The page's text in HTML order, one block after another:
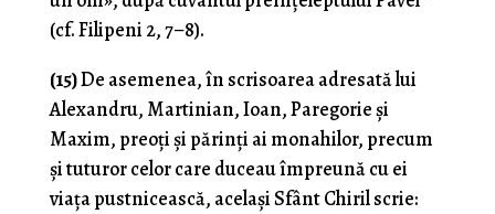
(cf. Filipeni 2, 7–8).
(15)De asemenea, în scrisoarea adresată lui
Alexandru, Martinian, Ioan, Paregorie și
Maxim, preoți și părinți ai monahilor, precum
și tuturor celor care duceau împreună cu ei
viața pustnicească, același Sfânt Chiril scrie: